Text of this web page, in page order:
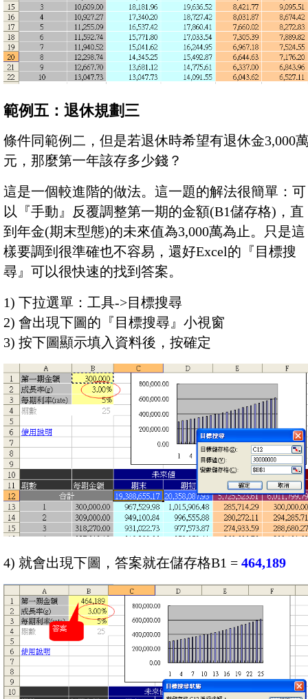
範例五：退休規劃三
條件同範例二，但是若退休時希望有退休金3,000
元，那麼第一年該存多少錢？
這是一個較進階的做法。這一題的解法很簡單：可
以『手動』反覆調整第一期的金額(B1儲存格)，直
到年金(期末型態)的未來值為3,000萬為止。只是這
樣要調到很準確也不容易，還好Excel的『目標搜
尋』可以很快速的找到答案。
1) 下拉選單：工具->目標搜尋
2) 會出現下圖的『目標搜尋』小視窗
3) 按下圖顯示填入資料後，按確定
4) 就會出現下圖，答案就在儲存格B1 = 464,189